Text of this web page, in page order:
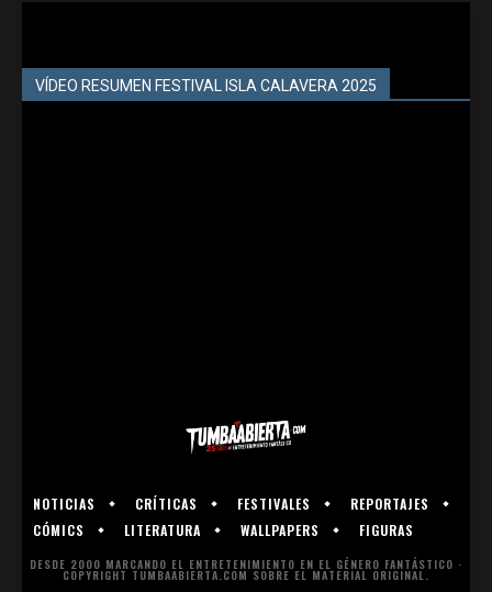
VÍDEO RESUMEN FESTIVAL ISLA CALAVERA 2025
NOTICIAS CRÍTICAS FESTIVALES
REPORTAJES
CÓMICS
LITERATURA WALLPAPERS FIGURAS
DESDE 2000 MARCANDO EL ENTRETENIMIENTO EN EL GÉNERO FANTÁSTICO ·
COPYRIGHT TUMBAABIERTA.COM SOBRE EL MATERIAL ORIGINAL.